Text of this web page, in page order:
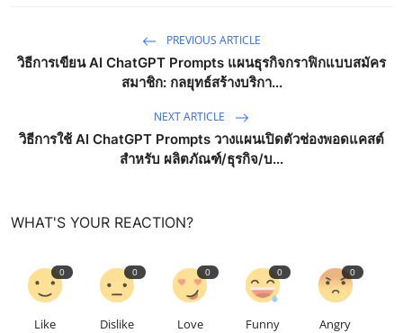
PREVIOUS ARTICLE
วิธีการเขียน AI ChatGPT Prompts แผนธุรกิจกราฟิกแบบสมัคร
สมาชิก: กลยุทธ์สร้างบริกา...
NEXT ARTICLE
วิธีการใช้ AI ChatGPT Prompts วางแผนเปิดตัวช่องพอดแคสต์
สำหรับ ผลิตภัณฑ์/ธุรกิจ/บ...
WHAT'S YOUR REACTION?
0
Like
0
Dislike
0
Love
0
Funny
0
Angry